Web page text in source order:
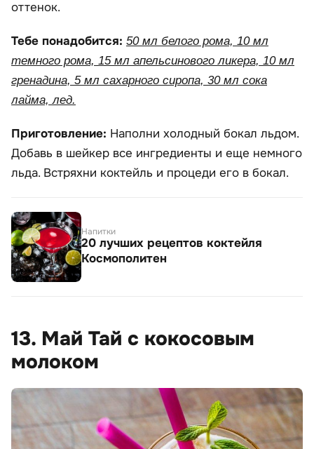
оттенок.
Тебе понадобится: 50 мл белого рома, 10 мл
темного рома, 15 мл апельсинового ликера, 10 мл
гренадина, 5 мл сахарного сиропа, 30 мл сока
лайма, лед.
Приготовление: Наполни холодный бокал льдом.
Добавь в шейкер все ингредиенты и еще немного
льда. Встряхни коктейль и процеди его в бокал.
Напитки
20 лучших рецептов коктейля
Космополитен
13. Май Тай с кокосовым
молоком